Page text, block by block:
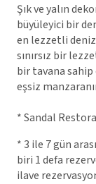
Şık ve yalın
büyüleyici bir
en lezzetli
sınırsız bir
bir tavana sahip
eşsiz
* Sandal
* 3 ile 7 gün
biri 1 defa
ilave